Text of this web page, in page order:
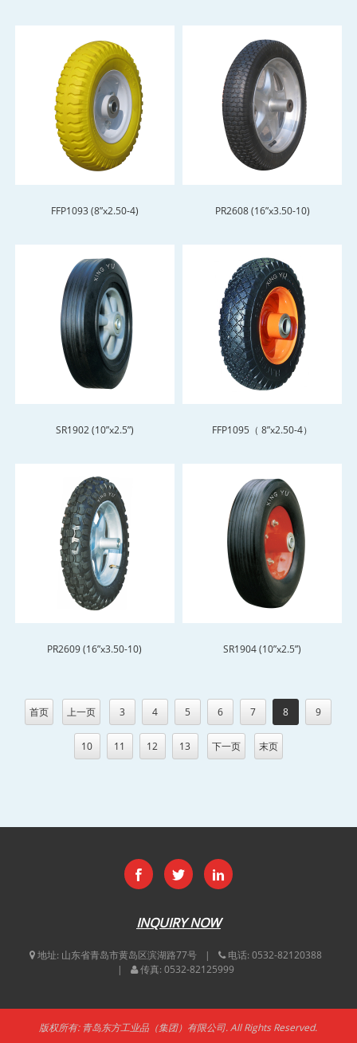
FFP1093 (8”x2.50-4) PR2608 (16”x3.50-10)
SR1902 (10”x2.5”) FFP1095（ 8”x2.50-4）
PR2609 (16”x3.50-10) SR1904 (10”x2.5”)
首页 上一页 3 4 5 6 7 8 9
10 11 12 13 下一页 末页
INQUIRY NOW
地址: 山东省青岛市黄岛区滨湖路77号 电话: 0532-82120388
传真: 0532-82125999
版权所有: 青岛东方工业品（集团）有限公司. All Rights Reserved.